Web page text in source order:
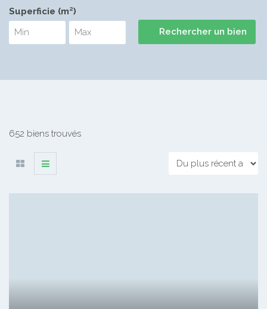
Superficie (m²)
652 biens trouvés